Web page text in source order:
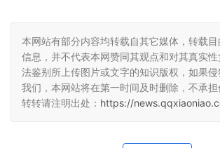
本网站有部分内容均转载自其它媒体，转载
信息，并不代表本网赞同其观点和对其真实
法鉴别所上传图片或文字的知识版权，如果
我们，本网站将在第一时间及时删除，不承担
转转请注明出处： https://